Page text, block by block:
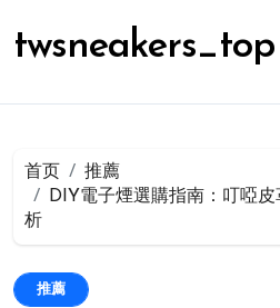
容
twsneakers_top
首页
推薦
DIY電子煙選購指南：叮啞
析
推薦